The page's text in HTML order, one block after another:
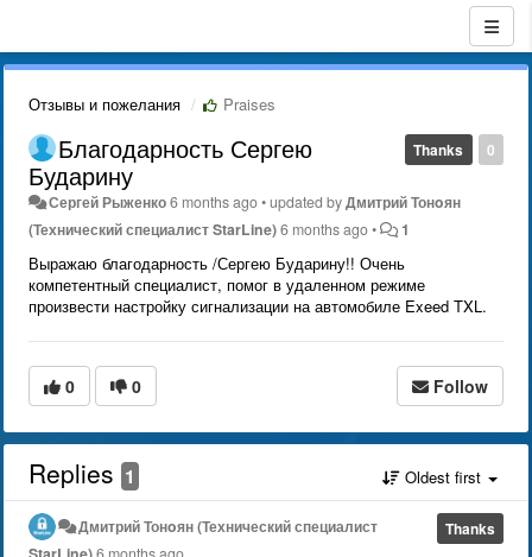
Отзывы и пожелания Praises
0
Thanks
Благодарность Сергею
Бударину
Сергей Рыженко6 months ago•updated byДмитрий Тонoян
(Технический специалист StarLine)6 months ago• 1
Выражаю благодарность /Сергею Бударину!! Очень
компетентный специалист, помог в удаленном режиме
произвести настройку сигнализации на автомобиле Exeed TXL.
0 0 Follow
Replies 1 Oldest first
Thanks
Дмитрий Тонoян (Технический специалист